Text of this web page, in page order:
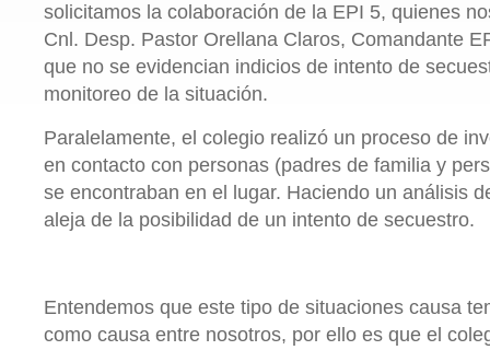
solicitamos la colaboración de la EPI 5, quienes
Cnl. Desp. Pastor Orellana Claros, Comandante
que no se evidencian indicios de intento de
monitoreo de la situación.
Paralelamente, el colegio realizó un proceso de
en contacto con personas (padres de familia y
se encontraban en el lugar. Haciendo un análisis
aleja de la posibilidad de un intento de secuestro.
Entendemos que este tipo de situaciones causa
como causa entre nosotros, por ello es que el